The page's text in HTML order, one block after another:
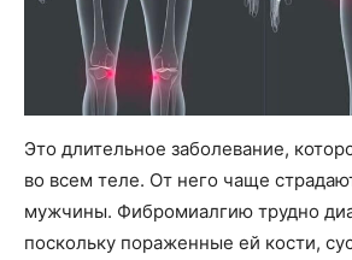
Это длительное заболевание,
во всем теле. От него чаще
мужчины. Фибромиалгию трудно
поскольку пораженные ей кости,